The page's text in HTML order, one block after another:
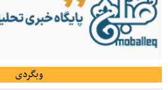
وبگردی